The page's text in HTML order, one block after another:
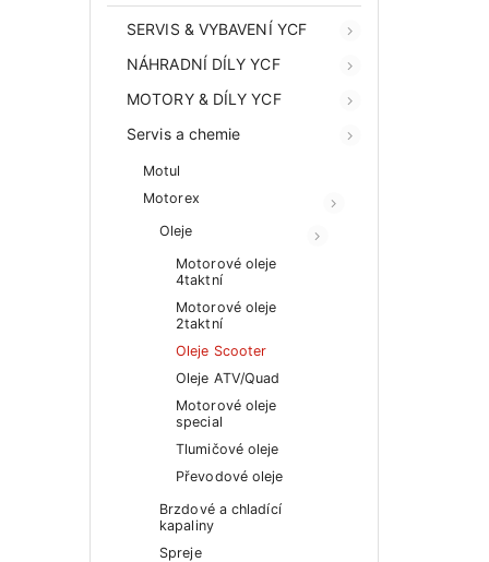
SERVIS & VYBAVENÍ YCF
NÁHRADNÍ DÍLY YCF
MOTORY & DÍLY YCF
Servis a chemie
Motul
Motorex
Oleje
Motorové oleje
4taktní
Motorové oleje
2taktní
Oleje Scooter
Oleje ATV/Quad
Motorové oleje
special
Tlumičové oleje
Převodové oleje
Brzdové a chladící
kapaliny
Spreje